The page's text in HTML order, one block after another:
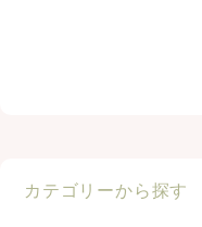
カテゴリーから探す